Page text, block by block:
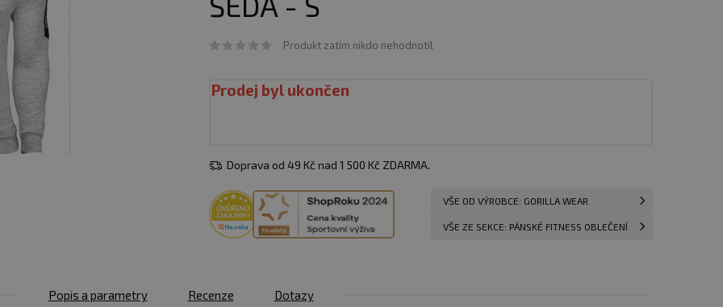
Produkt zatím nikdo nehodnotil
Prodej byl ukončen
Doprava od 49 Kč nad 1 500 Kč ZDARMA.
VŠE OD VÝROBCE: GORILLA WEAR
VŠE ZE SEKCE: PÁNSKÉ FITNESS OBLEČENÍ
Popis a parametry Recenze Dotazy